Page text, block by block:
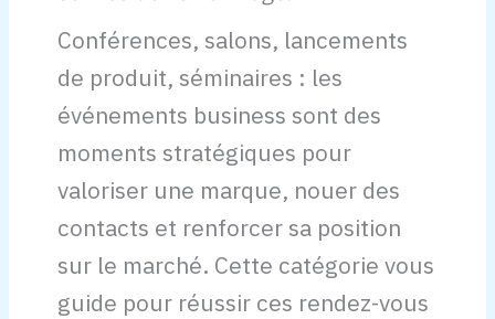
Conférences, salons, lancements
de produit, séminaires : les
événements business sont des
moments stratégiques pour
valoriser une marque, nouer des
contacts et renforcer sa position
sur le marché. Cette catégorie vous
guide pour réussir ces rendez-vous